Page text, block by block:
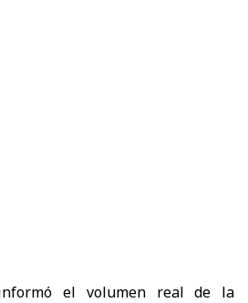
informó el volumen real de la